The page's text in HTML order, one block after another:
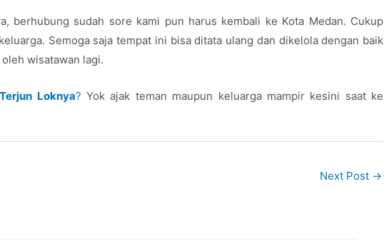
berhubung sudah sore kami pun harus kembali ke Kota Medan. Cukup
Semoga saja tempat ini bisa ditata ulang dan dikelola dengan baik
wisatawan lagi.
Loknya? Yok ajak teman maupun keluarga mampir kesini saat ke
Next Post →